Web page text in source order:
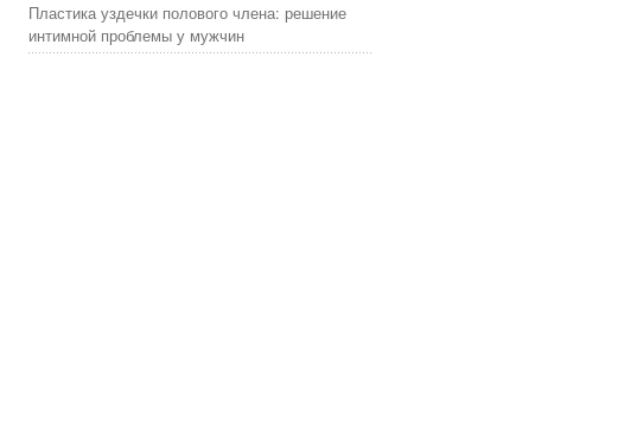
Пластика уздечки полового члена: решение
интимной проблемы у мужчин